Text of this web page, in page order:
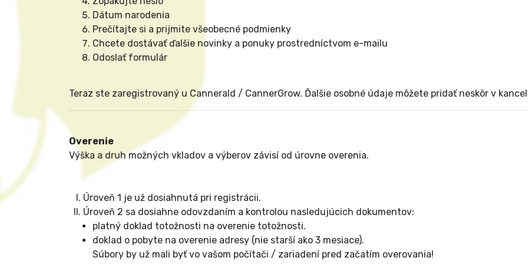
Dátum narodenia
Prečítajte si a prijmite všeobecné podmienky
Chcete dostávať ďalšie novinky a ponuky prostredníctvom e-mailu
Odoslať formulár
Teraz ste zaregistrovaný u Cannerald / CannerGrow. Ďalšie osobné údaje môžete pridať neskôr v
Overenie
Výška a druh možných vkladov a výberov závisí od úrovne overenia.
Úroveň 1 je už dosiahnutá pri registrácii.
Úroveň 2 sa dosiahne odovzdaním a kontrolou nasledujúcich dokumentov:
platný doklad totožnosti na overenie totožnosti.
doklad o pobyte na overenie adresy (nie starší ako 3 mesiace).
Súbory by už mali byť vo vašom počítači / zariadení pred začatím overovania!